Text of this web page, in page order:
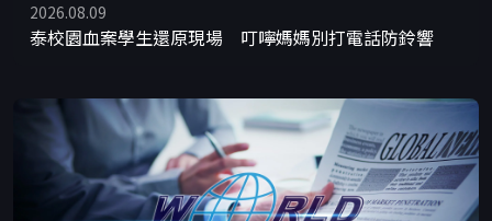
2026.08.09
泰校園血案學生還原現場 叮嚀媽媽別打電話防鈴響